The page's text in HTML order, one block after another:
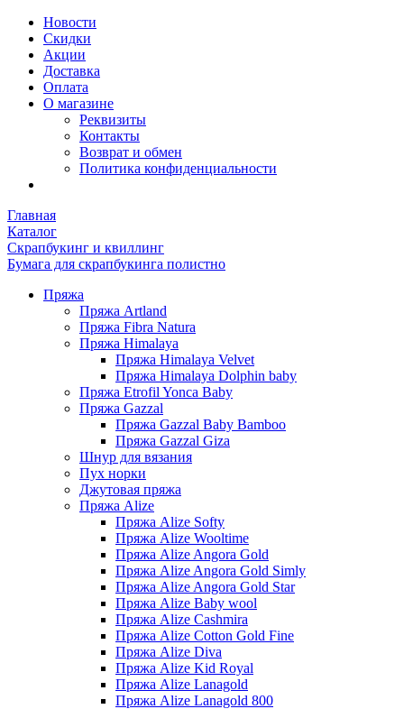
Новости
Скидки
Акции
Доставка
Оплата
О магазине
Реквизиты
Контакты
Возврат и обмен
Политика конфиденциальности
Главная
Каталог
Скрапбукинг и квиллинг
Бумага для скрапбукинга полистно
Пряжа
Пряжа Artland
Пряжа Fibra Natura
Пряжа Himalaya
Пряжа Himalaya Velvet
Пряжа Himalaya Dolphin baby
Пряжа Etrofil Yonca Baby
Пряжа Gazzal
Пряжа Gazzal Baby Bamboo
Пряжа Gazzal Giza
Шнур для вязания
Пух норки
Джутовая пряжа
Пряжа Alize
Пряжа Alize Softy
Пряжа Alize Wooltime
Пряжа Alize Angora Gold
Пряжа Alize Angora Gold Simly
Пряжа Alize Angora Gold Star
Пряжа Alize Baby wool
Пряжа Alize Cashmira
Пряжа Alize Cotton Gold Fine
Пряжа Alize Diva
Пряжа Alize Kid Royal
Пряжа Alize Lanagold
Пряжа Alize Lanagold 800